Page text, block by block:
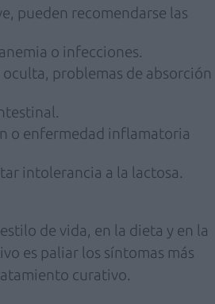
pueden recomendarse las
o infecciones.
problemas de absorción
o enfermedad inflamatoria
intolerancia a la lactosa.
de vida, en la dieta y en la
es paliar los síntomas más
curativo.